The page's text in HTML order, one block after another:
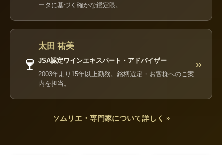
ータに基づく確かな鑑定眼。
🍷
太田 祐美
JSA認定ワインエキスパート・アドバイザー
2003年より15年以上勤務。銘柄選定・お客様へのご案
内を担当。
»
ソムリエ・専門家について詳しく »